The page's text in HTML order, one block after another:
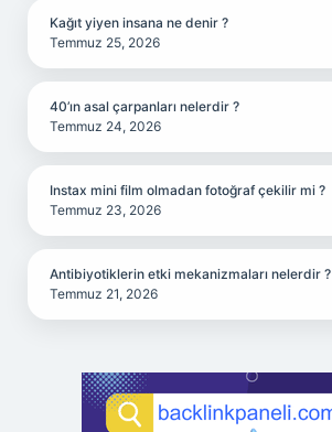
Kağıt yiyen insana ne denir ?
Temmuz 25, 2026
40’ın asal çarpanları nelerdir ?
Temmuz 24, 2026
Instax mini film olmadan fotoğraf çekilir mi ?
Temmuz 23, 2026
Antibiyotiklerin etki mekanizmaları nelerdir ?
Temmuz 21, 2026